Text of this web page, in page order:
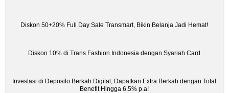
Diskon 50+20% Full Day Sale Transmart, Bikin Belanja Jadi Hemat!
Diskon 10% di Trans Fashion Indonesia dengan Syariah Card
Investasi di Deposito Berkah Digital, Dapatkan Extra Berkah dengan Total
Benefit Hingga 6.5% p.a!